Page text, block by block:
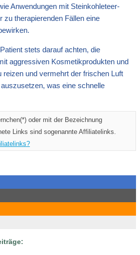
Anwendungen mit Steinkohleteer-
zu therapierenden Fällen eine
stets darauf achten, die
aggressiven Kosmetikprodukten und
reizen und vermehrt der frischen Luft
was eine schnelle
oder mit der Bezeichnung
Links sind sogenannte Affiliatelinks.